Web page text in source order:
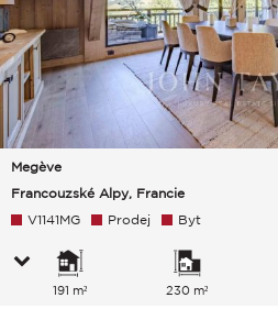
Megève
Francouzské Alpy, Francie
V1141MG Prodej Byt
191 m² 230 m²